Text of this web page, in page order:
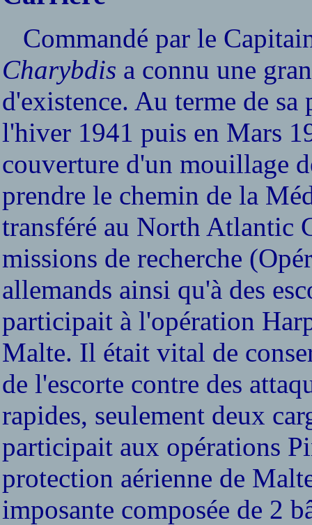
Commandé par le
Charybdis a connu une
d'existence. Au terme de
l'hiver 1941 puis en Mars
couverture d'un mouillage
prendre le chemin de la
transféré au North Atlantic
missions de recherche
allemands ainsi qu'à des
participait à l'opération
Malte. Il était vital de
de l'escorte contre des
rapides, seulement deux
participait aux opérations
protection aérienne de
imposante composée de 2